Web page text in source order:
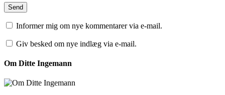
Informer mig om nye kommentarer via e-mail.
Giv besked om nye indlæg via e-mail.
Om Ditte Ingemann